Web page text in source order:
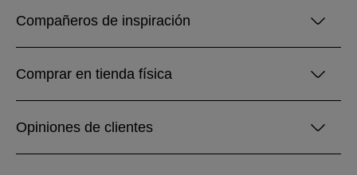
Compañeros de inspiración
Comprar en tienda física
Opiniones de clientes